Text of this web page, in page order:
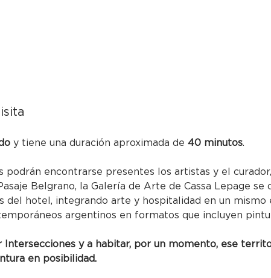
y tiene una duración aproximada de 40 minutos.
podrán encontrarse presentes los artistas y el
Belgrano, la Galería de Arte de Cassa Lepage se
del hotel, integrando arte y hospitalidad en un mismo
argentinos en formatos que incluyen
Intersecciones y a habitar, por un momento, ese
en posibilidad.